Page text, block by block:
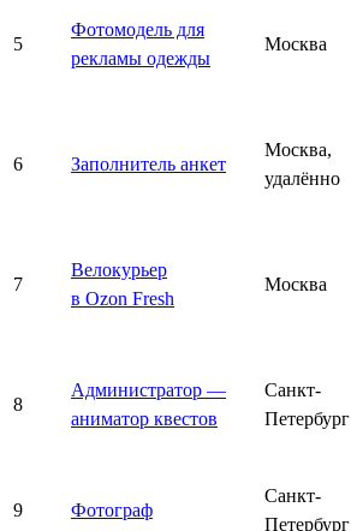
5
Фотомодель для
рекламы одежды
Москва
6 Заполнитель анкет
Москва,
удалённо
7
Велокурьер
в Ozon Fresh
Москва
8
Администратор —
аниматор квестов
Санкт-
Петербург
9 Фотограф
Санкт-
Петербург